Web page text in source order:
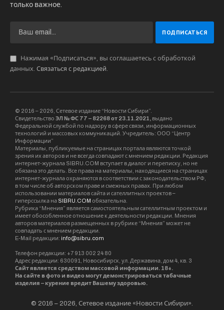
только важное.
Нажимая «Подписаться», вы соглашаетесь с обработкой
данных. Связаться с редакцией
© 2016 – 2026, Сетевое издание “Новости Сибири”.
Свидетельство ЭЛ № ФС 77 – 82268 от 23.11.2021, выдано
Федеральной службой по надзору в сфере связи, информационных
технологий и массовых коммуникаций. Учредитель: ООО “Центр
Информации”
Материалы, публикуемые на страницах портала являются точкой
зрения их авторов и не всегда совпадают с мнением редакции. Редакция
интернет-журнала SIBRU.COM вступает в диалог и переписку, но не
обязана это делать. Все права на материалы, находящиеся на страницах
интернет-журнала охраняются в соответствии с законодательством РФ,
в том числе об авторском праве и смежных правах. При любом
использовании материалов сайта и сателлитных проектов –
гиперссылка на SIBRU.COM обязательна.
Рубрика “Мнения” является самостоятельным сателлитным проектом и
имеет обособленное отношение к деятельности редакции. Мнения
авторов материалов размещенных в рубрике “Мнения” может не
совпадать с мнением редакции.
E-Mail редакции: info@sibru.com
Телефон редакции: +7 913 002 24 80
Адрес редакции: 630091, Новосибирск, ул. Державина, дом 4, кв. 3
Сайт является средством массовой информации. 18+.
На сайте в фото и видео могут демонстрироваться табачные
изделия – курение вредит Вашему здоровью.
© 2016 – 2026, Сетевое издание «Новости Сибири».